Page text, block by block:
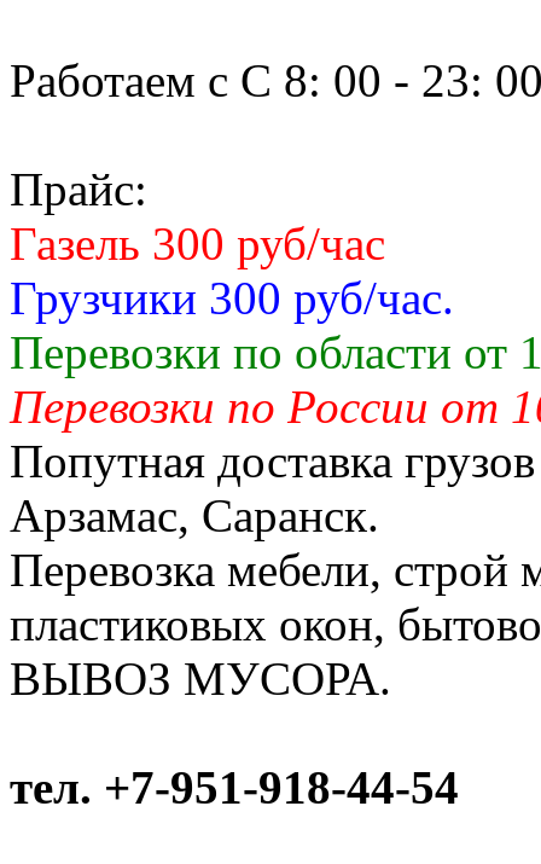
Работаем с С 8: 00 - 23:
Прайс:
Газель 300 руб/час
Грузчики 300 руб/час.
Перевозки по области от
Перевозки по России от
Попутная доставка
Арзамас, Саранск.
Перевозка мебели,
пластиковых окон,
ВЫВОЗ МУСОРА.
тел. +7-951-918-44-54